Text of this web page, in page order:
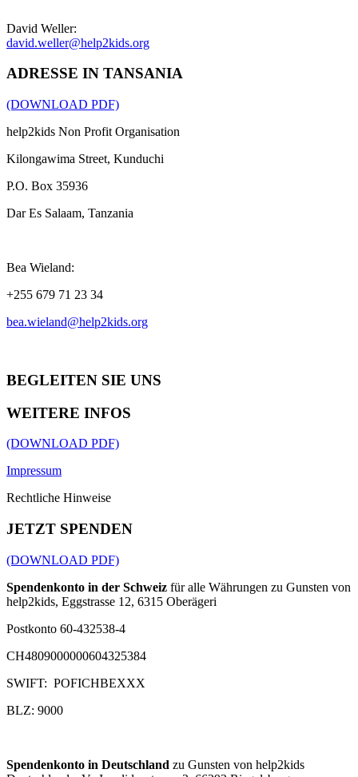
David Weller:
david.weller@help2kids.org
ADRESSE IN TANSANIA
(DOWNLOAD PDF)
help2kids Non Profit Organisation
Kilongawima Street, Kunduchi
P.O. Box 35936
Dar Es Salaam, Tanzania
Bea Wieland:
+255 679 71 23 34
bea.wieland@help2kids.org
BEGLEITEN SIE UNS
WEITERE INFOS
(DOWNLOAD PDF)
Impressum
Rechtliche Hinweise
JETZT SPENDEN
(DOWNLOAD PDF)
Spendenkonto in der Schweiz für alle Währungen zu Gunsten von
help2kids, Eggstrasse 12, 6315 Oberägeri
Postkonto 60-432538-4
CH4809000000604325384
SWIFT: POFICHBEXXX
BLZ: 9000
Spendenkonto in Deutschland zu Gunsten von help2kids